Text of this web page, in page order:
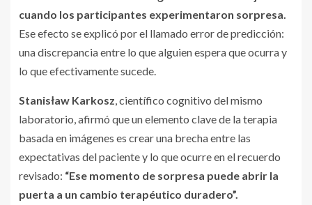
cuando los participantes experimentaron sorpresa.
Ese efecto se explicó por el llamado error de predicción:
una discrepancia entre lo que alguien espera que ocurra y
lo que efectivamente sucede.
Stanisław Karkosz, científico cognitivo del mismo
laboratorio, afirmó que un elemento clave de la terapia
basada en imágenes es crear una brecha entre las
expectativas del paciente y lo que ocurre en el recuerdo
revisado: “Ese momento de sorpresa puede abrir la
puerta a un cambio terapéutico duradero”.